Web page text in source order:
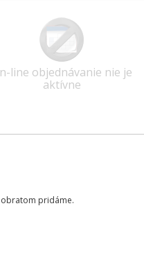
line objednávanie nie je
aktívne
obratom pridáme.